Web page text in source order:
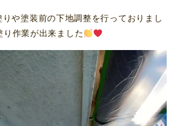
や塗装前の下地調整を行っておりまし
り作業が出来ました